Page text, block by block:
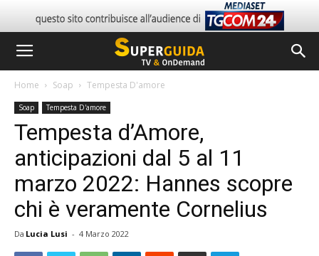
Home Soap Tempesta D'amore
Soap Tempesta D'amore
Tempesta d’Amore,
anticipazioni dal 5 al 11
marzo 2022: Hannes scopre
chi è veramente Cornelius
Da Lucia Lusi - 4 Marzo 2022